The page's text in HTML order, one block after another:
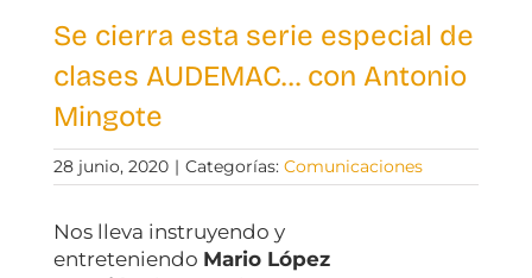
Se cierra esta serie especial de
clases AUDEMAC… con Antonio
Mingote
28 junio, 2020 | Categorías: Comunicaciones
Nos lleva instruyendo y
entreteniendo Mario López